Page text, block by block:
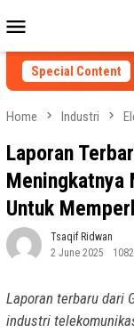
to
contentMenu
Special Content
Home Industri
Laporan
Meningkatnya
Untuk
Tsaqif Ridwan
2 June 2025
Laporan terbaru dari
industri